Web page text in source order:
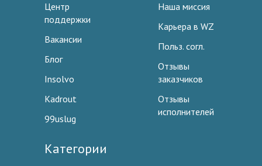
Центр
поддержки
Вакансии
Блог
Insolvo
Kadrout
99uslug
Наша миссия
Карьера в WZ
Польз. согл.
Отзывы
заказчиков
Отзывы
исполнителей
Категории